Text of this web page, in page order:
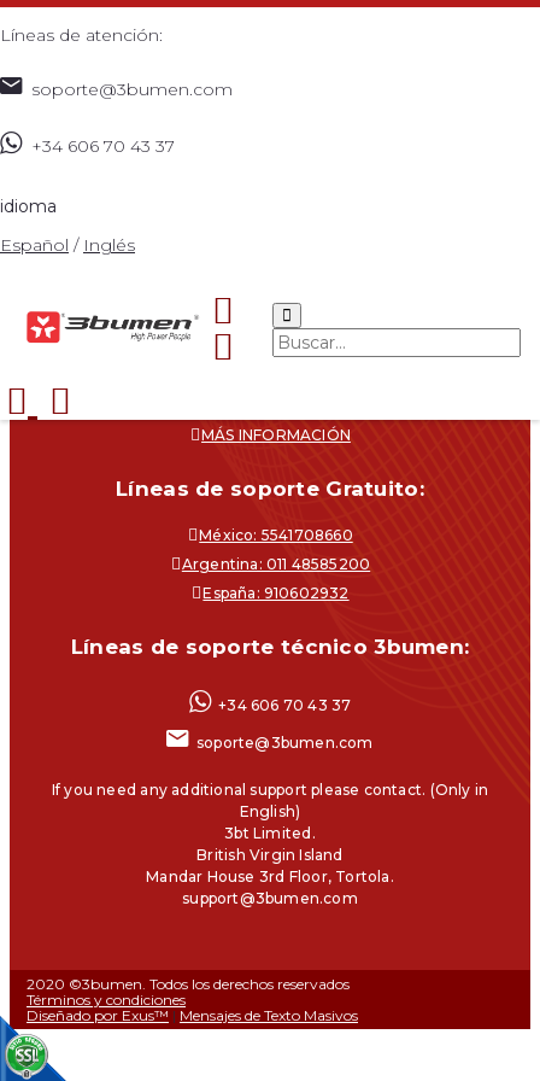
Líneas de atención:
soporte@3bumen.com
+34 606 70 43 37
idioma
Español / Inglés
CATÁLOGO
¿DÓNDE COMPRAR?
MÁS INFORMACIÓN
Líneas de soporte Gratuito:
México: 5541708660
Argentina: 011 48585200
España: 910602932
Líneas de soporte técnico 3bumen:
+34 606 70 43 37
soporte@3bumen.com
If you need any additional support please contact. (Only in
English)
3bt Limited.
British Virgin Island
Mandar House 3rd Floor, Tortola.
support@3bumen.com
2020 ©3bumen. Todos los derechos reservados
Términos y condiciones
Diseñado por Exus™ | Mensajes de Texto Masivos